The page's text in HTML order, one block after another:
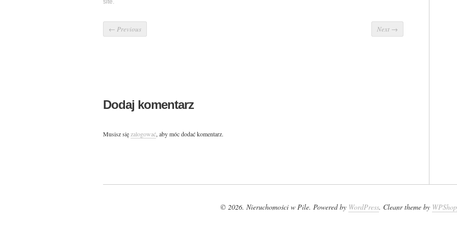
site.
← Previous Next →
Dodaj komentarz
Musisz sięzalogować, aby móc dodać komentarz.
© 2026. Nieruchomości w Pile. Powered by WordPress. Cleanr theme by